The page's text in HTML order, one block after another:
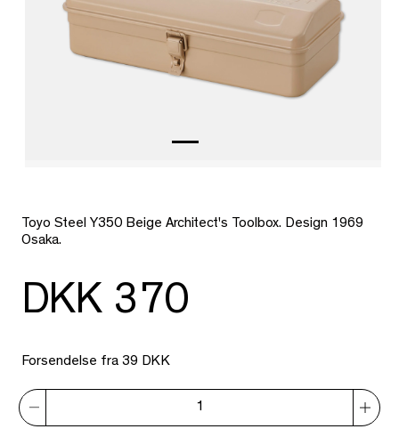
Toyo Steel Y350 Beige Architect's Toolbox. Design 1969
Osaka.
DKK 370
Forsendelse fra 39 DKK